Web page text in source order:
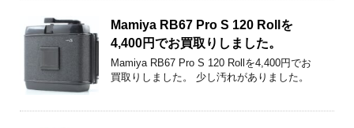
Mamiya RB67 Pro S 120 Rollを
4,400円でお買取りしました。
Mamiya RB67 Pro S 120 Rollを4,400円でお
買取りしました。 少し汚れがありました。